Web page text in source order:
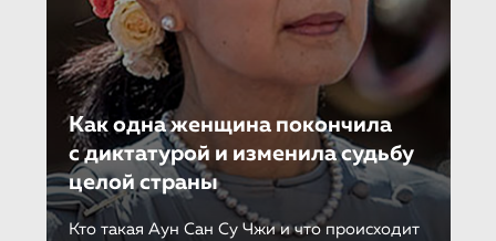
Как одна женщина покончила
с диктатурой и изменила судьбу
целой страны
Кто такая Аун Сан Су Чжи и что происходит